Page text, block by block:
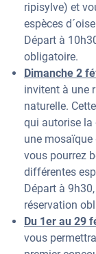
ripisylve) et
espèces
Départ à
obligatoire.
Dimanche 2
invitent à une
naturelle.
qui autorise la
une mosaïque
vous pourrez
différentes
Départ à
réservation
Du 1er au 29
vous